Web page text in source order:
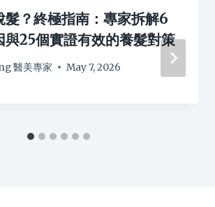
髮？終極指南：專家拆解6
與25個實證有效的養髮對策
醫美專家 May 7, 2026